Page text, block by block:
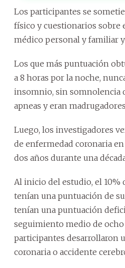
Los participantes se
físico y cuestionarios sobre
médico personal y familiar
Los que más puntuación
a 8 horas por la noche,
insomnio, sin somnolencia
apneas y eran
Luego, los investigadores
de enfermedad coronaria
dos años durante una
Al inicio del estudio, el 10%
tenían una puntuación de
tenían una puntuación
seguimiento medio de ocho
participantes desarrollaron
coronaria o accidente